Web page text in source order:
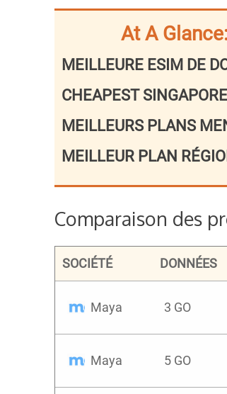
At A
MEILLEURE ESIM DE
CHEAPEST
MEILLEURS PLANS
MEILLEUR PLAN
Comparaison des
SOCIÉTÉ DONNÉES
Maya 3 GO
Maya 5 GO